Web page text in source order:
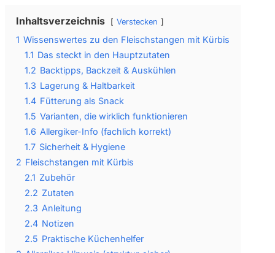
Inhaltsverzeichnis Verstecken
1 Wissenswertes zu den Fleischstangen mit Kürbis
1.1 Das steckt in den Hauptzutaten
1.2 Backtipps, Backzeit & Auskühlen
1.3 Lagerung & Haltbarkeit
1.4 Fütterung als Snack
1.5 Varianten, die wirklich funktionieren
1.6 Allergiker-Info (fachlich korrekt)
1.7 Sicherheit & Hygiene
2 Fleischstangen mit Kürbis
2.1 Zubehör
2.2 Zutaten
2.3 Anleitung
2.4 Notizen
2.5 Praktische Küchenhelfer